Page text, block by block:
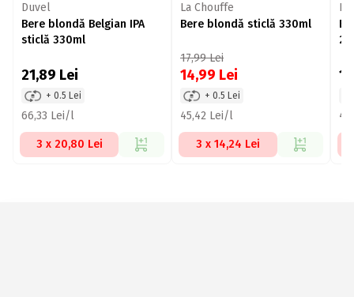
Duvel
Bere blondă Belgian IPA
sticlă 330ml
21,89 Lei
+ 0.5 Lei
66,33 Lei/l
3 x 20,80 Lei
La Chouffe
Bere blondă sticlă 330ml
17,99Lei
14,99 Lei
+ 0.5 Lei
45,42 Lei/l
3 x 14,24 Lei